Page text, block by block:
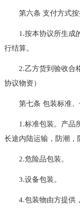
第六条 支付方式按
1.按本协议所生成的
行结算。
2.乙方货到验收合格
协议物资）
第七条 包装标准、
1.标准包装。产品所
长途内陆运输，防潮，
2.危险品包装。
3.设备包装。
4.包装物由方提供，